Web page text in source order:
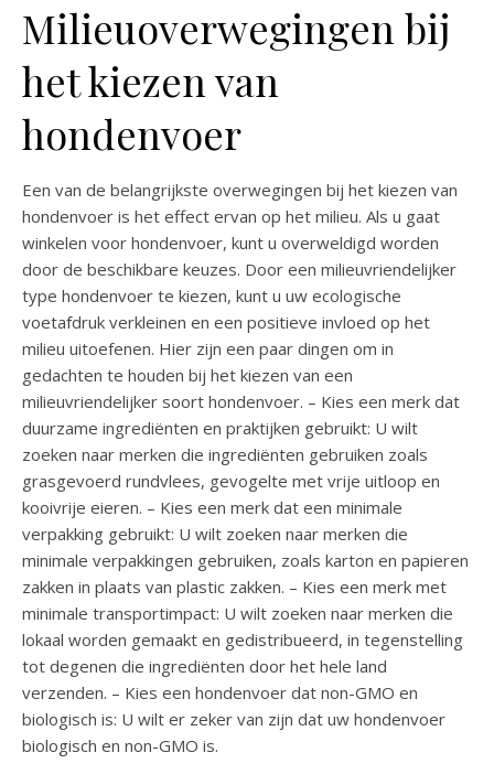
Milieuoverwegingen bij
het kiezen van
hondenvoer
Een van de belangrijkste overwegingen bij het kiezen van
hondenvoer is het effect ervan op het milieu. Als u gaat
winkelen voor hondenvoer, kunt u overweldigd worden
door de beschikbare keuzes. Door een milieuvriendelijker
type hondenvoer te kiezen, kunt u uw ecologische
voetafdruk verkleinen en een positieve invloed op het
milieu uitoefenen. Hier zijn een paar dingen om in
gedachten te houden bij het kiezen van een
milieuvriendelijker soort hondenvoer. – Kies een merk dat
duurzame ingrediënten en praktijken gebruikt: U wilt
zoeken naar merken die ingrediënten gebruiken zoals
grasgevoerd rundvlees, gevogelte met vrije uitloop en
kooivrije eieren. – Kies een merk dat een minimale
verpakking gebruikt: U wilt zoeken naar merken die
minimale verpakkingen gebruiken, zoals karton en papieren
zakken in plaats van plastic zakken. – Kies een merk met
minimale transportimpact: U wilt zoeken naar merken die
lokaal worden gemaakt en gedistribueerd, in tegenstelling
tot degenen die ingrediënten door het hele land
verzenden. – Kies een hondenvoer dat non-GMO en
biologisch is: U wilt er zeker van zijn dat uw hondenvoer
biologisch en non-GMO is.